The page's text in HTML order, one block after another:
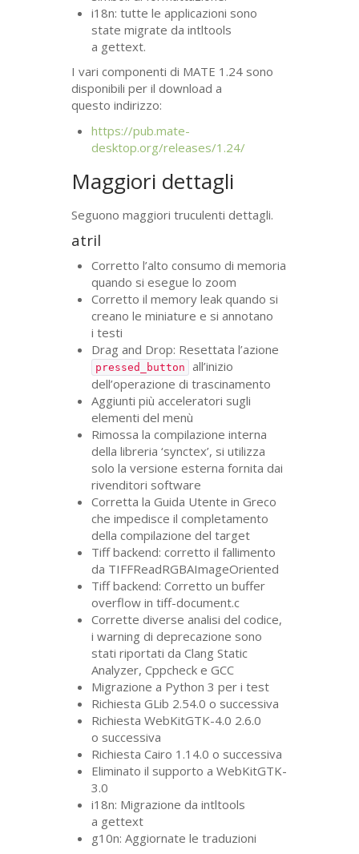
i18n: tutte le applicazioni sono
state migrate da intltools
a gettext.
I vari componenti di MATE 1.24 sono
disponibili per il download a
questo indirizzo:
https://pub.mate-
desktop.org/releases/1.24/
Maggiori dettagli
Seguono maggiori truculenti dettagli.
atril
Corretto l’alto consumo di memoria
quando si esegue lo zoom
Corretto il memory leak quando si
creano le miniature e si annotano
i testi
Drag and Drop: Resettata l’azione
pressed_button
all’inizio
dell’operazione di trascinamento
Aggiunti più acceleratori sugli
elementi del menù
Rimossa la compilazione interna
della libreria ‘synctex’, si utilizza
solo la versione esterna fornita dai
rivenditori software
Corretta la Guida Utente in Greco
che impedisce il completamento
della compilazione del target
Tiff backend: corretto il fallimento
da TIFFReadRGBAImageOriented
Tiff backend: Corretto un buffer
overflow in tiff-document.c
Corrette diverse analisi del codice,
i warning di deprecazione sono
stati riportati da Clang Static
Analyzer, Cppcheck eGCC
Migrazione a Python 3 per i test
Richiesta GLib 2.54.0 o successiva
Richiesta WebKitGTK-4.0 2.6.0
o successiva
Richiesta Cairo 1.14.0 o successiva
Eliminato il supporto a WebKitGTK-
3.0
i18n: Migrazione da intltools
a gettext
g10n: Aggiornate le traduzioni